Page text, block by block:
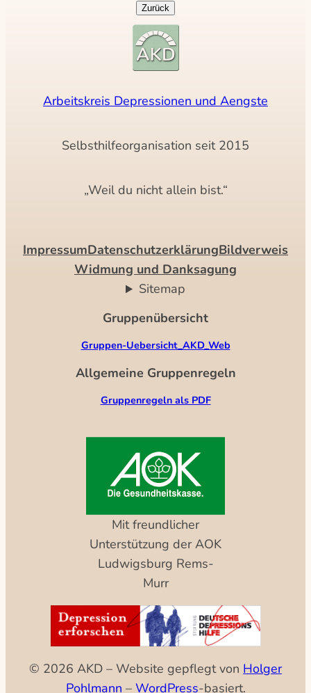
Arbeitskreis Depressionen und Aengste
Selbsthilfeorganisation seit 2015
„Weil du nicht allein bist.“
ImpressumDatenschutzerklärungBildverweis
Widmung und Danksagung
Sitemap
Gruppenübersicht
Gruppen-Uebersicht_AKD_Web
Allgemeine Gruppenregeln
Gruppenregeln als PDF
Mit freundlicher
Unterstützung der AOK
Ludwigsburg Rems-
Murr
© 2026 AKD – Website gepflegt von Holger
Pohlmann – WordPress-basiert.